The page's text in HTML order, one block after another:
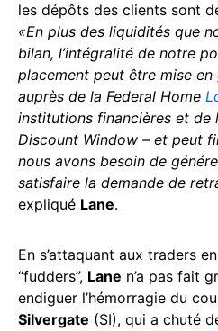
les dépôts des clients sont
«En plus des liquidités que
bilan, l’intégralité de notre
placement peut être mise
auprès de la Federal Home
institutions financières et de
Discount Window – et peut
nous avons besoin de
satisfaire la demande de
expliqué Lane.
En s’attaquant aux traders
“fudders”, Lane n’a pas fait
endiguer l’hémorragie du
Silvergate (SI), qui a chuté